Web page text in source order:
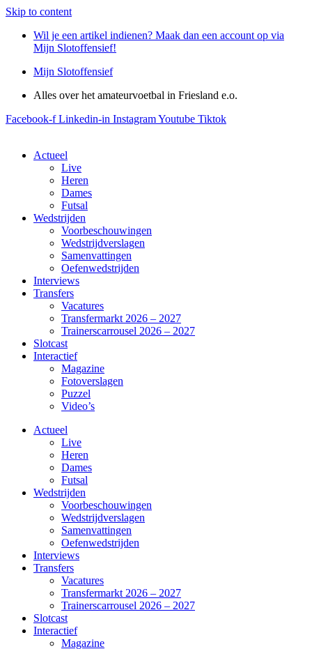
Skip to content
Wil je een artikel indienen? Maak dan een account op via
Mijn Slotoffensief!
Mijn Slotoffensief
Alles over het amateurvoetbal in Friesland e.o.
Facebook-f Linkedin-in InstagramYoutube Tiktok
Actueel
Live
Heren
Dames
Futsal
Wedstrijden
Voorbeschouwingen
Wedstrijdverslagen
Samenvattingen
Oefenwedstrijden
Interviews
Transfers
Vacatures
Transfermarkt 2026 – 2027
Trainerscarrousel 2026 – 2027
Slotcast
Interactief
Magazine
Fotoverslagen
Puzzel
Video’s
Actueel
Live
Heren
Dames
Futsal
Wedstrijden
Voorbeschouwingen
Wedstrijdverslagen
Samenvattingen
Oefenwedstrijden
Interviews
Transfers
Vacatures
Transfermarkt 2026 – 2027
Trainerscarrousel 2026 – 2027
Slotcast
Interactief
Magazine